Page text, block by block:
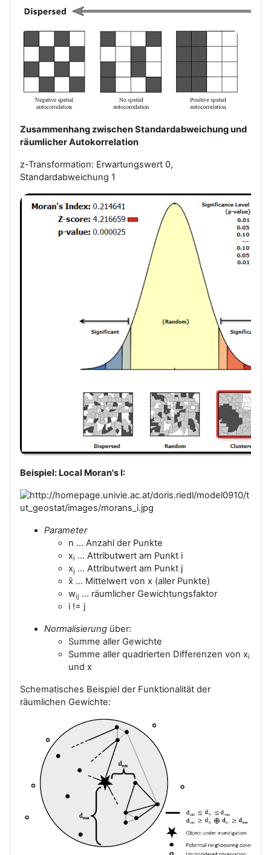
Zusammenhang zwischen Standardabweichung und
räumlicher Autokorrelation
z-Transformation: Erwartungswert 0,
Standardabweichung 1
Beispiel: Local Moran's I:
Parameter
n ... Anzahl der Punkte
xi ... Attributwert am Punkt i
xj ... Attributwert am Punkt j
x̄ ... Mittelwert von x (aller Punkte)
wij ... räumlicher Gewichtungsfaktor
i != j
Normalisierung über:
Summe aller Gewichte
Summe aller quadrierten Differenzen von xi
und x
Schematisches Beispiel der Funktionalität der
räumlichen Gewichte: